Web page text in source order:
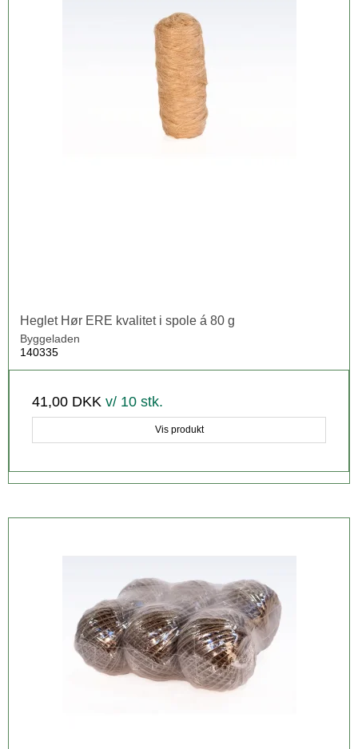
Heglet Hør ERE kvalitet i spole á 80 g
Byggeladen
140335
41,00 DKK v/ 10 stk.
Vis produkt